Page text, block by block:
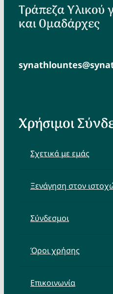
Τράπεζα Υλικού
και Ομαδάρχες
Χρήσιμοι
Σχετικά με εμάς
Ξενάγηση στον
Σύνδεσμοι
Όροι χρήσης
Επικοινωνία